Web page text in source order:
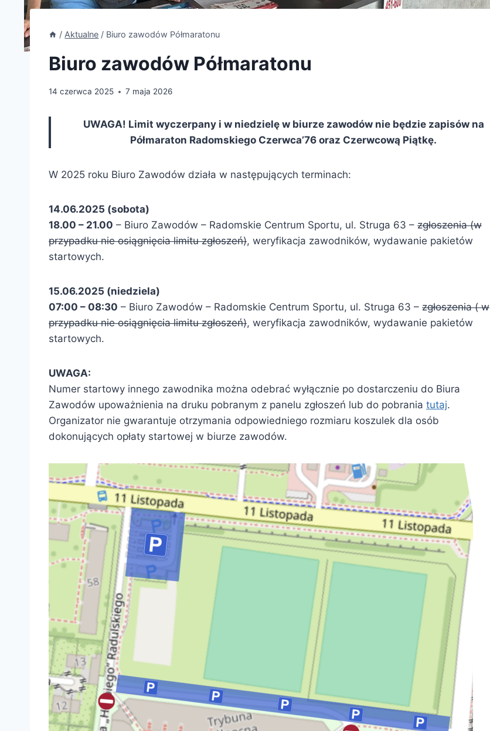
/ Aktualne / Biuro zawodów Półmaratonu
Biuro zawodów Półmaratonu
14 czerwca 2025 7 maja 2026
UWAGA! Limit wyczerpany i w niedzielę w biurze zawodów nie będzie zapisów na
Półmaraton Radomskiego Czerwca’76 oraz Czerwcową Piątkę.
W 2025 roku Biuro Zawodów działa w następujących terminach:
14.06.2025 (sobota)
18.00 – 21.00 – Biuro Zawodów – Radomskie Centrum Sportu, ul. Struga 63 – zgłoszenia (w
przypadku nie osiągnięcia limitu zgłoszeń), weryfikacja zawodników, wydawanie pakietów
startowych.
15.06.2025 (niedziela)
07:00 – 08:30 – Biuro Zawodów – Radomskie Centrum Sportu, ul. Struga 63 – zgłoszenia ( w
przypadku nie osiągnięcia limitu zgłoszeń), weryfikacja zawodników, wydawanie pakietów
startowych.
UWAGA:
Numer startowy innego zawodnika można odebrać wyłącznie po dostarczeniu do Biura
Zawodów upoważnienia na druku pobranym z panelu zgłoszeń lub do pobrania tutaj.
Organizator nie gwarantuje otrzymania odpowiedniego rozmiaru koszulek dla osób
dokonujących opłaty startowej w biurze zawodów.